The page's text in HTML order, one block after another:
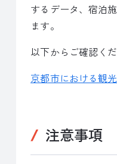
するデータ、宿泊
ます。
以下からご確認くだ
京都市における観
注意事項